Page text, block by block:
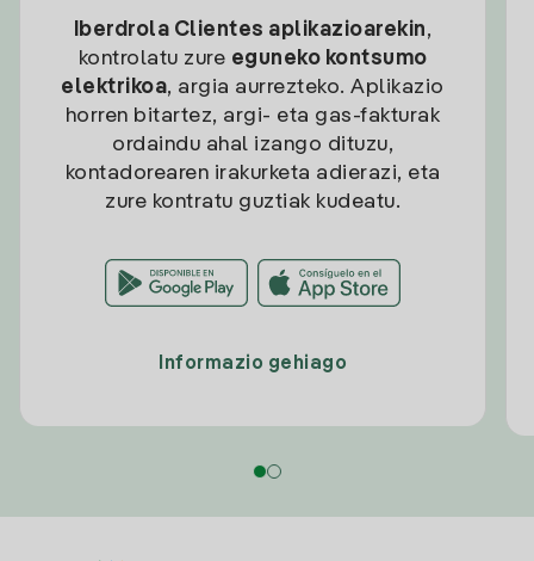
Iberdrola Clientes aplikazioarekin,
kontrolatu zure eguneko kontsumo
elektrikoa, argia aurrezteko. Aplikazio
horren bitartez, argi- eta gas-fakturak
ordaindu ahal izango dituzu,
kontadorearen irakurketa adierazi, eta
zure kontratu guztiak kudeatu.
Informazio gehiago